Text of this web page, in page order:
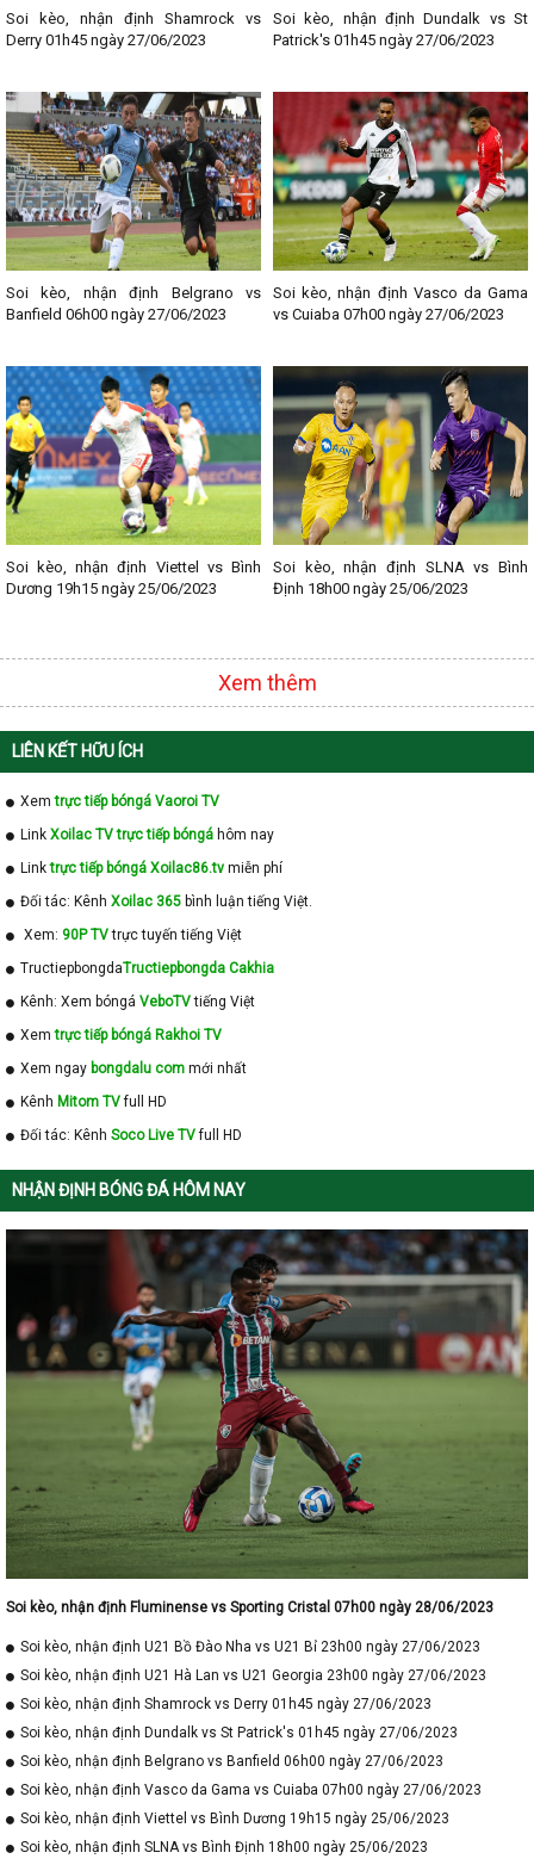
Soi kèo, nhận định Shamrock vs
Derry 01h45 ngày 27/06/2023
Soi kèo, nhận định Dundalk vs St
Patrick's 01h45 ngày 27/06/2023
Soi kèo, nhận định Belgrano vs
Banfield 06h00 ngày 27/06/2023
Soi kèo, nhận định Vasco da Gama
vs Cuiaba 07h00 ngày 27/06/2023
Soi kèo, nhận định Viettel vs Bình
Dương 19h15 ngày 25/06/2023
Soi kèo, nhận định SLNA vs Bình
Định 18h00 ngày 25/06/2023
Xem thêm
LIÊN KẾT HỮU ÍCH
Xemtrực tiếp bóngá Vaoroi TV
Link Xoilac TV trực tiếp bóngá hôm nay
Linktrực tiếp bóngá Xoilac86.tv miễn phí
Đối tác: Kênh Xoilac 365 bình luận tiếng Việt.
Xem: 90P TVtrực tuyến tiếng Việt
TructiepbongdaTructiepbongda Cakhia
Kênh: Xem bóngá VeboTVtiếng Việt
Xemtrực tiếp bóngá Rakhoi TV
Xem ngay bongdalu com mới nhất
Kênh Mitom TVfull HD
Đối tác: Kênh Soco Live TVfull HD
NHẬN ĐỊNH BÓNG ĐÁ HÔM NAY
Soi kèo, nhận định Fluminense vs Sporting Cristal 07h00 ngày 28/06/2023
Soi kèo, nhận định U21 Bồ Đào Nha vs U21 Bỉ 23h00 ngày 27/06/2023
Soi kèo, nhận định U21 Hà Lan vs U21 Georgia 23h00 ngày 27/06/2023
Soi kèo, nhận định Shamrock vs Derry 01h45 ngày 27/06/2023
Soi kèo, nhận định Dundalk vs St Patrick's 01h45 ngày 27/06/2023
Soi kèo, nhận định Belgrano vs Banfield 06h00 ngày 27/06/2023
Soi kèo, nhận định Vasco da Gama vs Cuiaba 07h00 ngày 27/06/2023
Soi kèo, nhận định Viettel vs Bình Dương 19h15 ngày 25/06/2023
Soi kèo, nhận định SLNA vs Bình Định 18h00 ngày 25/06/2023